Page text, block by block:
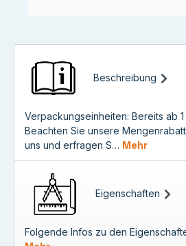
Beschreibung
Verpackungseinheiten: Bereits ab
Beachten Sie unsere
uns und erfragen S… Mehr
Eigenschaften
Folgende Infos zu den